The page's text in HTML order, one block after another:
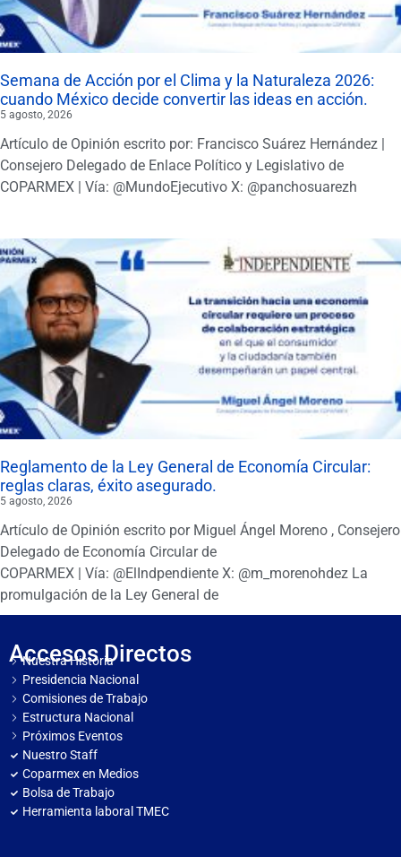
Semana de Acción por el Clima y la Naturaleza 2026:
cuando México decide convertir las ideas en acción.
5 agosto, 2026
Artículo de Opinión escrito por: Francisco Suárez Hernández |
Consejero Delegado de Enlace Político y Legislativo de
COPARMEX | Vía: @MundoEjecutivo X: @panchosuarezh
Reglamento de la Ley General de Economía Circular:
reglas claras, éxito asegurado.
5 agosto, 2026
Artículo de Opinión escrito por Miguel Ángel Moreno , Consejero
Delegado de Economía Circular de
COPARMEX | Vía: @ElIndpendiente X: @m_morenohdez La
promulgación de la Ley General de
Accesos Directos
Nuestra Historia
Presidencia Nacional
Comisiones de Trabajo
Estructura Nacional
Próximos Eventos
Nuestro Staff
Coparmex en Medios
Bolsa de Trabajo
Herramienta laboral TMEC